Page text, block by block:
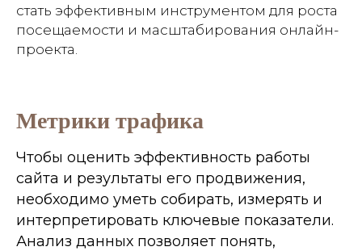
стать эффективным инструментом для роста
посещаемости и масштабирования онлайн-
проекта.
Метрики трафика
Чтобы оценить эффективность работы
сайта и результаты его продвижения,
необходимо уметь собирать, измерять и
интерпретировать ключевые показатели.
Анализ данных позволяет понять,